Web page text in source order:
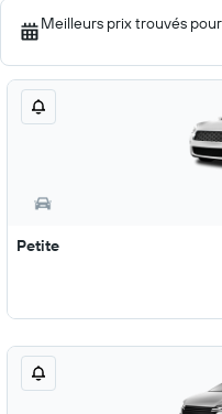
Meilleurs prix trouvés
Petite